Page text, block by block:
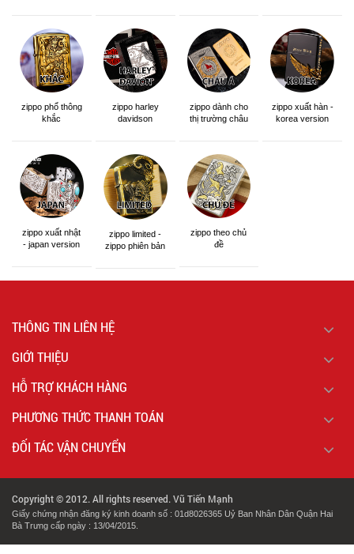
zippo phổ thông
khắc
zippo harley
davidson
zippo dành cho
thị trường châu
zippo xuất hàn -
korea version
zippo xuất nhật
- japan version
zippo limited -
zippo phiên bản
zippo theo chủ
đề
THÔNG TIN LIÊN HỆ
GIỚI THIỆU
HỖ TRỢ KHÁCH HÀNG
PHƯƠNG THỨC THANH TOÁN
ĐỐI TÁC VẬN CHUYỂN
Copyright © 2012. All rights reserved. Vũ Tiến Mạnh
Giấy chứng nhận đăng ký kinh doanh số : 01d8026365 Uỷ Ban Nhân Dân Quận Hai
Bà Trưng cấp ngày : 13/04/2015.